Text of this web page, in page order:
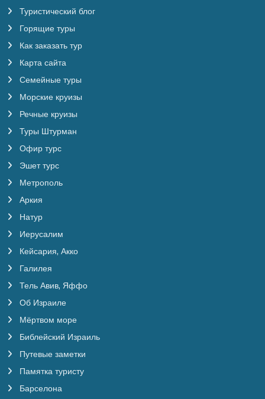
Туристический блог
Горящие туры
Как заказать тур
Карта сайта
Семейные туры
Морские круизы
Речные круизы
Туры Штурман
Офир турс
Эшет турс
Метрополь
Аркия
Натур
Иерусалим
Кейсария, Акко
Галилея
Тель Авив, Яффо
Об Израиле
Мёртвом море
Библейский Израиль
Путевые заметки
Памятка туристу
Барселона